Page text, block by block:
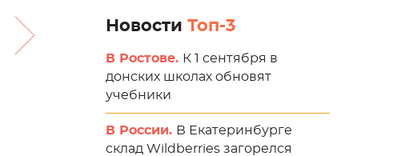
Новости Топ-3
В Ростове. К 1 сентября в
донских школах обновят
учебники
В России. В Екатеринбурге
склад Wildberries загорелся